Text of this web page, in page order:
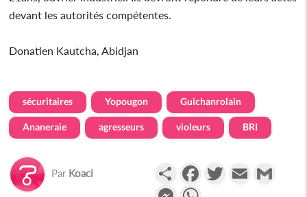
devant les autorités compétentes.
Donatien Kautcha, Abidjan
sécuritaires Yopougon Guichanrolain
Ananeraie agresseurs violeurs BRI
Par Koaci PartagerFacebookTwitterEmail
Messenger